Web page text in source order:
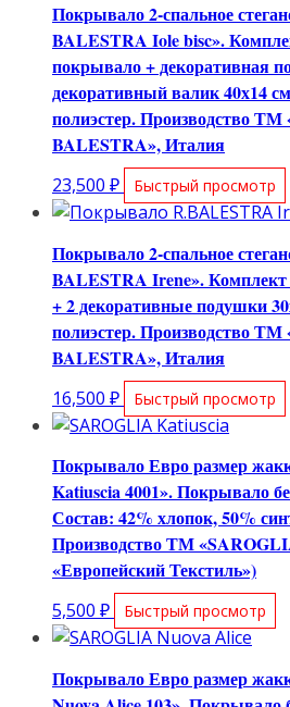
Покрывало 2-спальное
BALESTRA Iole bisc».
покрывало + декоративная
декоративный валик 40х14
полиэстер. Производство
BALESTRA», Италия
23,500 ₽ Быстрый просмотр
Покрывало 2-спальное
BALESTRA Irene».
+ 2 декоративные подушки
полиэстер. Производство
BALESTRA», Италия
16,500 ₽ Быстрый просмотр
Покрывало Евро размер
Katiuscia 4001». Покрывало
Состав: 42% хлопок, 50%
Производство ТМ
«Европейский Текстиль»)
5,500 ₽ Быстрый просмотр
Покрывало Евро размер